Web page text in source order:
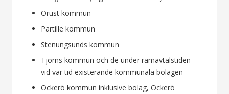
Orust kommun
Partille kommun
Stenungsunds kommun
Tjörns kommun och de under ramavtalstiden
vid var tid existerande kommunala bolagen
Öckerö kommun inklusive bolag, Öckerö